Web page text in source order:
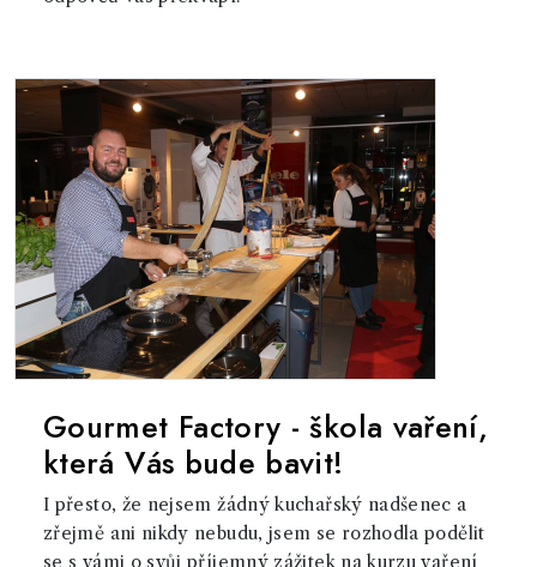
Gourmet Factory - škola vaření,
která Vás bude bavit!
I přesto, že nejsem žádný kuchařský nadšenec a
zřejmě ani nikdy nebudu, jsem se rozhodla podělit
se s vámi o svůj příjemný zážitek na kurzu vaření